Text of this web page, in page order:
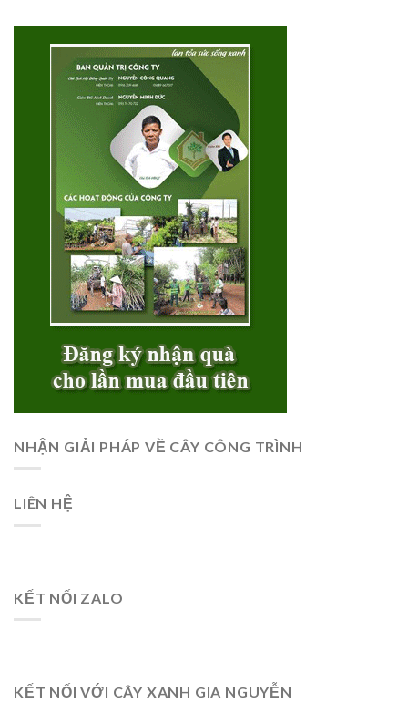
NHẬN GIẢI PHÁP VỀ CÂY CÔNG TRÌNH
LIÊN HỆ
KẾT NỐI ZALO
KẾT NỐI VỚI CÂY XANH GIA NGUYỄN